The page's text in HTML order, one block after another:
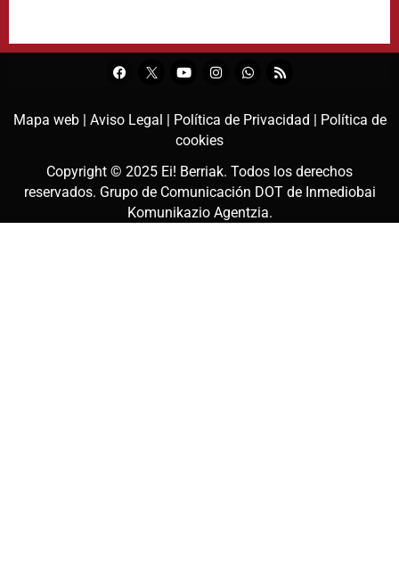
Mapa web | Aviso Legal | Política de Privacidad |
Política de
cookies
Copyright © 2025 Ei! Berriak. Todos los derechos
reservados. Grupo de Comunicación DOT de Inmediobai
Komunikazio Agentzia.